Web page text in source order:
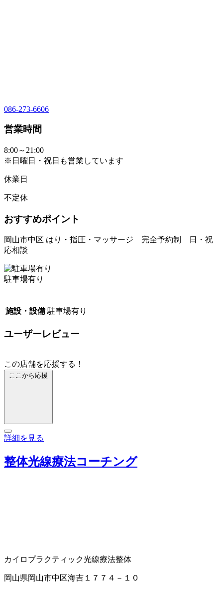
086-273-6606
営業時間
8:00～21:00
※日曜日・祝日も営業しています
休業日
不定休
おすすめポイント
岡山市中区 はり・指圧・マッサージ 完全予約制 日・祝
応相談
駐車場有り
施設・設備 駐車場有り
ユーザーレビュー
この店舗を応援する！
ここから応援
詳細を見る
整体光線療法コーチング
カイロプラクティック光線療法整体
岡山県岡山市中区海吉１７７４－１０